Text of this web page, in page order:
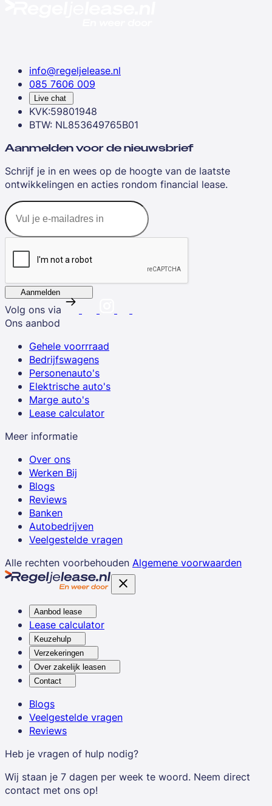
info@regeljelease.nl
085 7606 009
Live chat
KVK:59801948
BTW: NL853649765B01
Aanmelden voor de nieuwsbrief
Schrijf je in en wees op de hoogte van de laatste
ontwikkelingen en acties rondom financial lease.
Aanmelden
Volg ons via
Ons aanbod
Gehele voorrraad
Bedrijfswagens
Personenauto's
Elektrische auto's
Marge auto's
Lease calculator
Meer informatie
Over ons
Werken Bij
Blogs
Reviews
Banken
Autobedrijven
Veelgestelde vragen
Alle rechten voorbehouden Algemene voorwaarden
Aanbod lease
Lease calculator
Keuzehulp
Verzekeringen
Over zakelijk leasen
Contact
Blogs
Veelgestelde vragen
Reviews
Heb je vragen of hulp nodig?
Wij staan je 7 dagen per week te woord. Neem direct
contact met ons op!